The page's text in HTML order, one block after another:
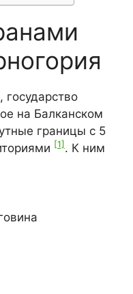
на Балканском
границы с 5
[1] . К ним